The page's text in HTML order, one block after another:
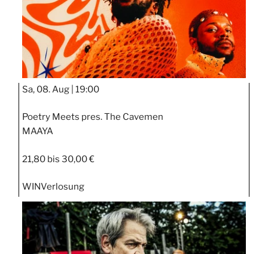
Sa, 08. Aug | 19:00
Poetry Meets pres. The Cavemen
MAAYA
21,80 bis 30,00 €
WINVerlosung